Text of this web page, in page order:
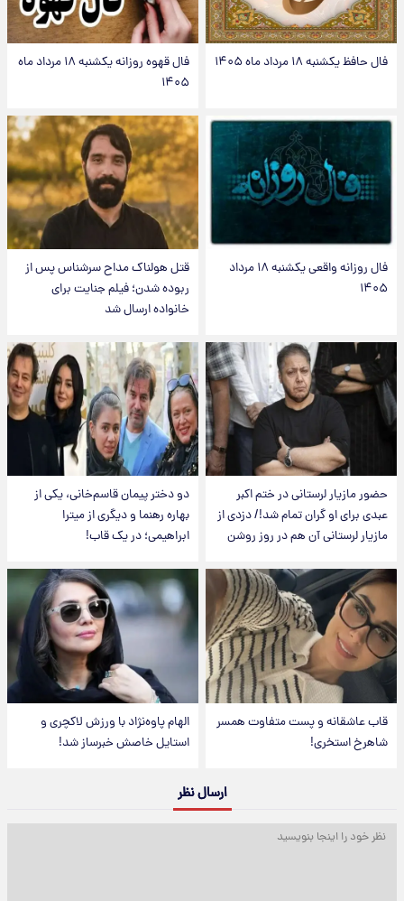
فال حافظ یکشنبه ۱۸ مرداد ماه ۱۴۰۵
فال قهوه روزانه یکشنبه ۱۸ مرداد ماه
۱۴۰۵
فال روزانه واقعی یکشنبه ۱۸ مرداد
۱۴۰۵
قتل هولناک مداح سرشناس پس از
ربوده شدن؛ فیلم جنایت برای
خانواده ارسال شد
حضور مازیار لرستانی در ختم اکبر
عبدی برای او گران تمام شد!/ دزدی از
مازیار لرستانی آن هم در روز روشن
دو دختر پیمان قاسم‌خانی، یکی از
بهاره رهنما و دیگری از میترا
ابراهیمی؛ در یک قاب!
قاب عاشقانه و پست متفاوت همسر
شاهرخ استخری!
الهام پاوه‌نژاد با ورزش لاکچری و
استایل خاصش خبرساز شد!
ارسال نظر